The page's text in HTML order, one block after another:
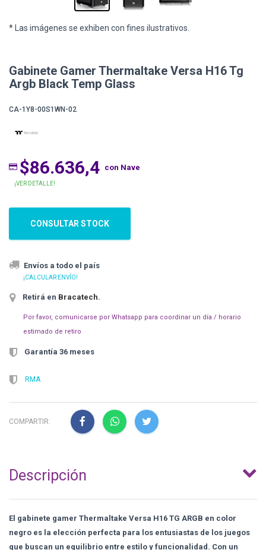
* Las imágenes se exhiben con fines ilustrativos.
Gabinete Gamer Thermaltake Versa H16 Tg
Argb Black Temp Glass
CA-1Y8-00S1WN-02
$86.636,4 con Nave
¡VER DETALLE!
CONSULTAR STOCK
Envíos a todo el país
¡CALCULAR ENVÍO!
Retirá en Bracatech.
Por favor, comunicarse por Whatsapp para coordinar un día / horario
estimado de retiro
Garantía 36 meses
RMA
COMPARTIR:
Descripción
El gabinete gamer Thermaltake Versa H16 TG ARGB en color
negro es la elección perfecta para los entusiastas de los juegos
que buscan un equilibrio entre estilo y funcionalidad. Con un